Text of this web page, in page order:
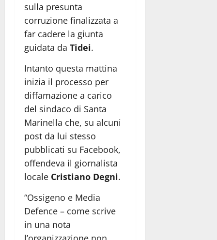
sulla presunta
corruzione finalizzata a
far cadere la giunta
guidata da Tidei.
Intanto questa mattina
inizia il processo per
diffamazione a carico
del sindaco di Santa
Marinella che, su alcuni
post da lui stesso
pubblicati su Facebook,
offendeva il giornalista
locale Cristiano Degni.
“Ossigeno e Media
Defence – come scrive
in una nota